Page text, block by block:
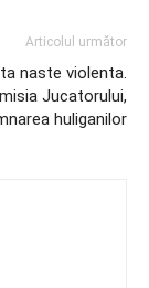
Articolul următor
naste violenta.
Jucatorului,
huliganilor